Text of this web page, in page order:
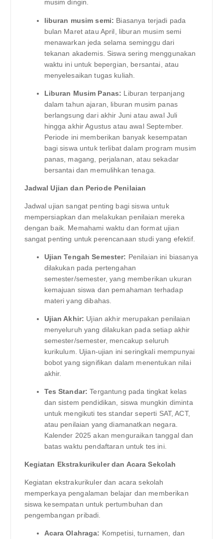
musim dingin.
liburan musim semi: Biasanya terjadi pada
bulan Maret atau April, liburan musim semi
menawarkan jeda selama seminggu dari
tekanan akademis. Siswa sering menggunakan
waktu ini untuk bepergian, bersantai, atau
menyelesaikan tugas kuliah.
Liburan Musim Panas: Liburan terpanjang
dalam tahun ajaran, liburan musim panas
berlangsung dari akhir Juni atau awal Juli
hingga akhir Agustus atau awal September.
Periode ini memberikan banyak kesempatan
bagi siswa untuk terlibat dalam program musim
panas, magang, perjalanan, atau sekadar
bersantai dan memulihkan tenaga.
Jadwal Ujian dan Periode Penilaian
Jadwal ujian sangat penting bagi siswa untuk
mempersiapkan dan melakukan penilaian mereka
dengan baik. Memahami waktu dan format ujian
sangat penting untuk perencanaan studi yang efektif.
Ujian Tengah Semester: Penilaian ini biasanya
dilakukan pada pertengahan
semester/semester, yang memberikan ukuran
kemajuan siswa dan pemahaman terhadap
materi yang dibahas.
Ujian Akhir: Ujian akhir merupakan penilaian
menyeluruh yang dilakukan pada setiap akhir
semester/semester, mencakup seluruh
kurikulum. Ujian-ujian ini seringkali mempunyai
bobot yang signifikan dalam menentukan nilai
akhir.
Tes Standar: Tergantung pada tingkat kelas
dan sistem pendidikan, siswa mungkin diminta
untuk mengikuti tes standar seperti SAT, ACT,
atau penilaian yang diamanatkan negara.
Kalender 2025 akan menguraikan tanggal dan
batas waktu pendaftaran untuk tes ini.
Kegiatan Ekstrakurikuler dan Acara Sekolah
Kegiatan ekstrakurikuler dan acara sekolah
memperkaya pengalaman belajar dan memberikan
siswa kesempatan untuk pertumbuhan dan
pengembangan pribadi.
Acara Olahraga: Kompetisi, turnamen, dan